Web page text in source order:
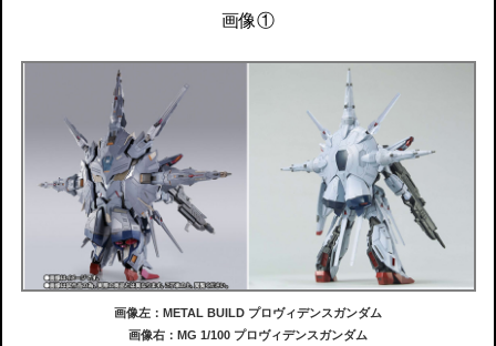
画像①
画像左：METAL BUILD プロヴィデンスガンダム
画像右：MG 1/100 プロヴィデンスガンダム